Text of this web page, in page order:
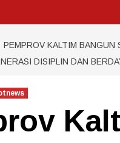
PEMPROV KALTIM BANGUN
DISIPLIN DAN